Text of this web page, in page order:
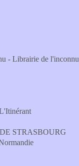
- Librairie de l'inconnu
STRASBOURG